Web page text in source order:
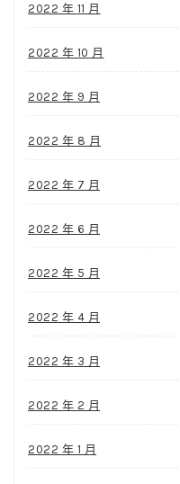
2022 年 11 月
2022 年 10 月
2022 年 9 月
2022 年 8 月
2022 年 7 月
2022 年 6 月
2022 年 5 月
2022 年 4 月
2022 年 3 月
2022 年 2 月
2022 年 1 月